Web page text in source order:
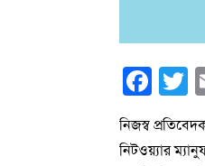
নিজস্ব
নিটওয়্যার